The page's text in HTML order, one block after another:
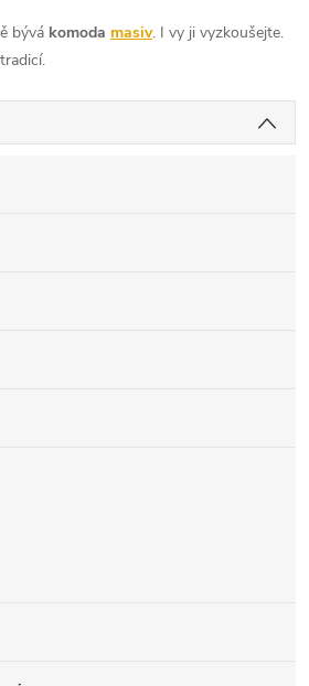
bývá komoda masiv. I vy ji vyzkoušejte.